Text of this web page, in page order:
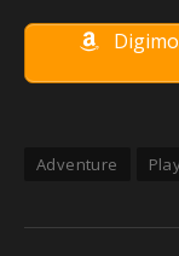
Adventure